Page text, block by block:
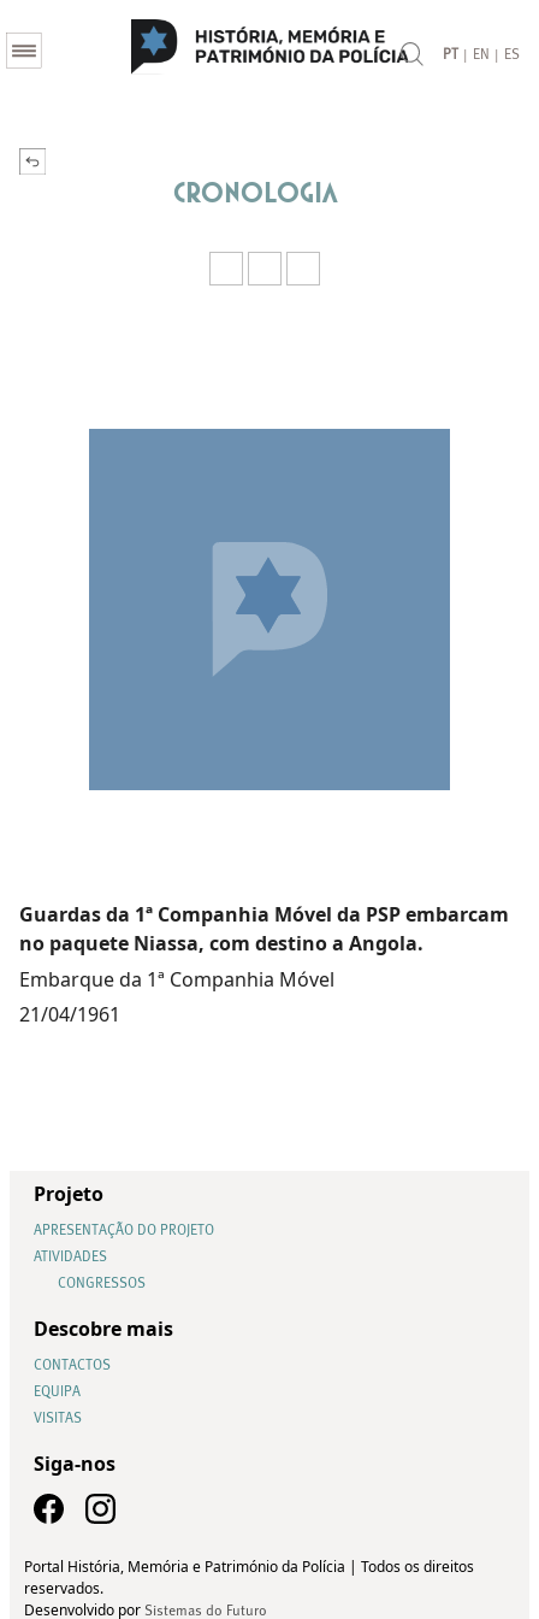
PT | EN | ES
Cronologia
Guardas da 1ª Companhia Móvel da PSP embarcam
no paquete Niassa, com destino a Angola.
Embarque da 1ª Companhia Móvel
21/04/1961
Projeto
APRESENTAÇÃO DO PROJETO
ATIVIDADES
CONGRESSOS
Descobre mais
CONTACTOS
EQUIPA
VISITAS
Siga-nos
Portal História, Memória e Património da Polícia | Todos os direitos
reservados.
Desenvolvido por Sistemas do Futuro